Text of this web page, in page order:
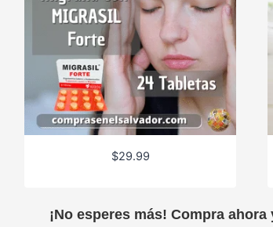
$29.99
¡No esperes más! Compra